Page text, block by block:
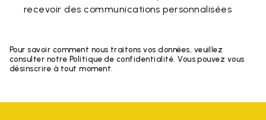
recevoir des communications personnalisées
Pour savoir comment nous traitons vos données, veuillez
consulter notre Politique de confidentialité. Vous pouvez vous
désinscrire à tout moment.